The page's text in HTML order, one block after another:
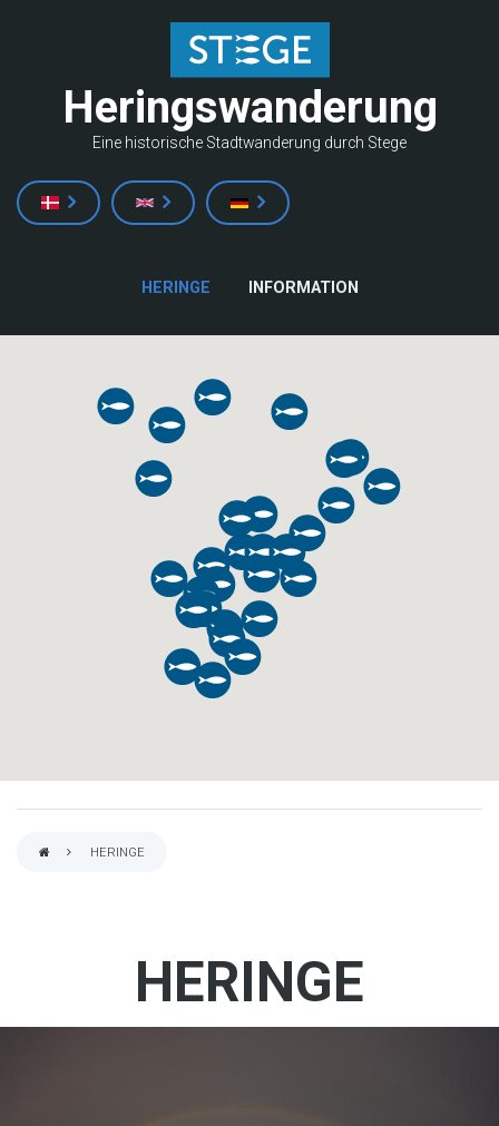
Heringswanderung
Eine historische Stadtwanderung durch Stege
HAUPTNAVIGATION
HERINGE INFORMATION
HERINGE
HERINGE